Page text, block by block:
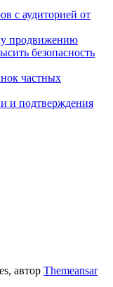
с аудиторией от
продвижению
безопасность
частных
и подтверждения
автор Themeansar